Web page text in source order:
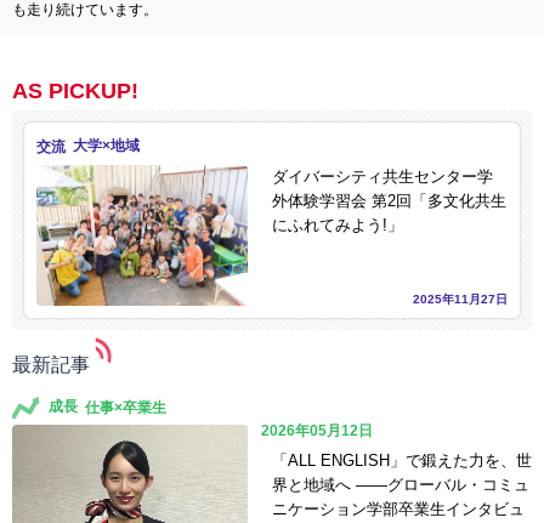
も走り続けています。
AS PICKUP!
交流
ダイバーシティ共生センター学
外体験学習会 第2回「多文化共生
にふれてみよう!」
2025年11月27日
最新記事
成長
「ALL ENGLISH」で鍛えた力を、世
界と地域へ ――グローバル・コミュ
ニケーション学部卒業生インタビュ
2026年05月12日